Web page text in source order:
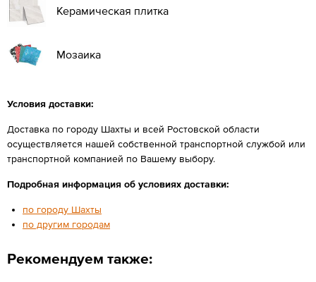
Керамическая плитка
Мозаика
Условия доставки:
Доставка по городу Шахты и всей Ростовской области
осуществляется нашей собственной транспортной службой или
транспортной компанией по Вашему выбору.
Подробная информация об условиях доставки:
по городу Шахты
по другим городам
Рекомендуем также: